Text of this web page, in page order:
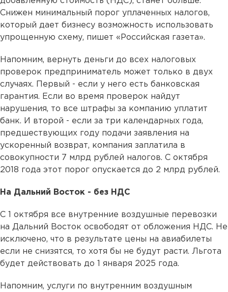
Снижен минимальный порог уплаченных налогов,
который дает бизнесу возможность использовать
упрощенную схему, пишет «Российская газета».
Напомним, вернуть деньги до всех налоговых
проверок предприниматель может только в двух
случаях. Первый - если у него есть банковская
гарантия. Если во время проверок найдут
нарушения, то все штрафы за компанию уплатит
банк. И второй - если за три календарных года,
предшествующих году подачи заявления на
ускоренный возврат, компания заплатила в
совокупности 7 млрд рублей налогов. С октября
2018 года этот порог опускается до 2 млрд рублей.
На Дальний Восток - без НДС
С 1 октября все внутренние воздушные перевозки
на Дальний Восток освободят от обложения НДС. Не
исключено, что в результате цены на авиабилеты
если не снизятся, то хотя бы не будут расти. Льгота
будет действовать до 1 января 2025 года.
Напомним, услуги по внутренним воздушным